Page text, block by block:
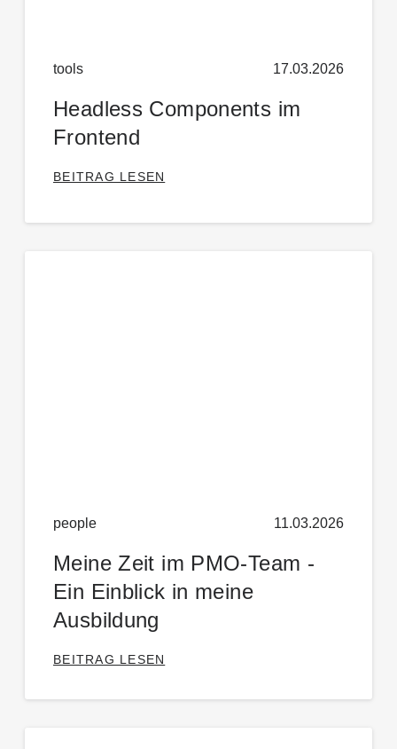
tools 17.03.2026
Headless Components im
Frontend
BEITRAG LESEN
people 11.03.2026
Meine Zeit im PMO-Team -
Ein Einblick in meine
Ausbildung
BEITRAG LESEN